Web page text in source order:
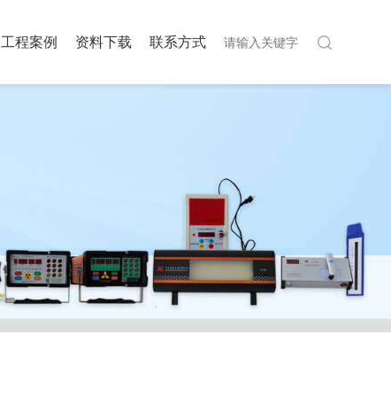
工程案例 资料下载 联系方式